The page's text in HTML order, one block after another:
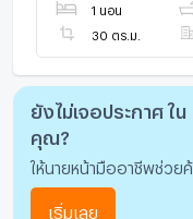
1 นอน
30 ตร.ม.
ยังไม่เจอประกาศ ใน
คุณ?
ให้นายหน้ามืออาชีพช่วยค้
เริ่มเลย